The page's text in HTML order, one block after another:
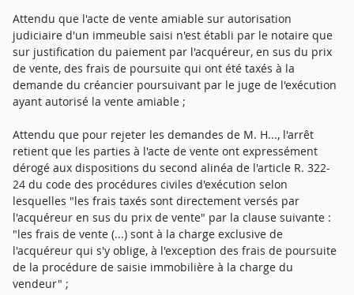
Attendu que l'acte de vente amiable sur autorisation
judiciaire d'un immeuble saisi n'est établi par le notaire que
sur justification du paiement par l'acquéreur, en sus du prix
de vente, des frais de poursuite qui ont été taxés à la
demande du créancier poursuivant par le juge de l'exécution
ayant autorisé la vente amiable ;
Attendu que pour rejeter les demandes de M. H..., l'arrêt
retient que les parties à l'acte de vente ont expressément
dérogé aux dispositions du second alinéa de l'article R. 322-
24 du code des procédures civiles d'exécution selon
lesquelles "les frais taxés sont directement versés par
l'acquéreur en sus du prix de vente" par la clause suivante :
"les frais de vente (...) sont à la charge exclusive de
l'acquéreur qui s'y oblige, à l'exception des frais de poursuite
de la procédure de saisie immobilière à la charge du
vendeur" ;